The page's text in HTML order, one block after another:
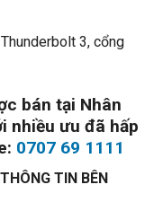
3, cổng
bán tại Nhân
nhiều ưu đã hấp
0707 69 1111
TIN BÊN